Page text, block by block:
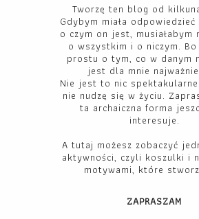
Tworzę ten blog od
Gdybym miała
o czym on jest, musiałabym
o wszystkim i o niczym.
prostu o tym, co w danym
jest dla mnie
Nie jest to nic
nie nudzę się w życiu.
ta archaiczna forma
interesuje.
A tutaj możesz zobaczyć
aktywności, czyli koszulki i
motywami, które
ZAPRASZAM